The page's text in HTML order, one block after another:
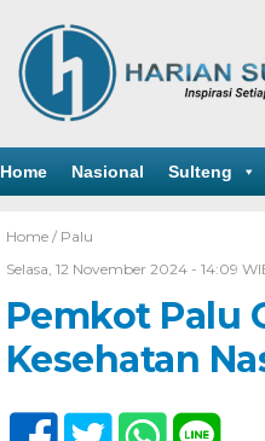
Home Nasional Sulteng
Home / Palu
Selasa, 12 November 2024 - 14:09
Pemkot Palu
Kesehatan